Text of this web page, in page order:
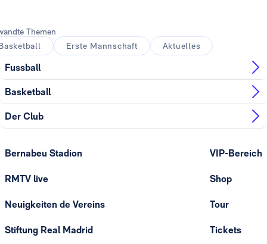
Themen
Erste Mannschaft Aktuelles
Fussball
Basketball
Der Club
Bernabeu Stadion
RMTV live
Neuigkeiten de Vereins
Stiftung Real Madrid
VIP-Bereich
Shop
Tour
Tickets